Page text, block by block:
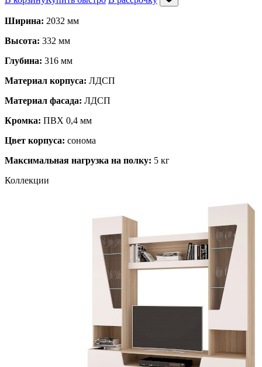
Ширина: 2032 мм
Высота: 332 мм
Глубина: 316 мм
Материал корпуса: ЛДСП
Материал фасада: ЛДСП
Кромка: ПВХ 0,4 мм
Цвет корпуса: сонома
Максимальная нагрузка на полку: 5 кг
Коллекции